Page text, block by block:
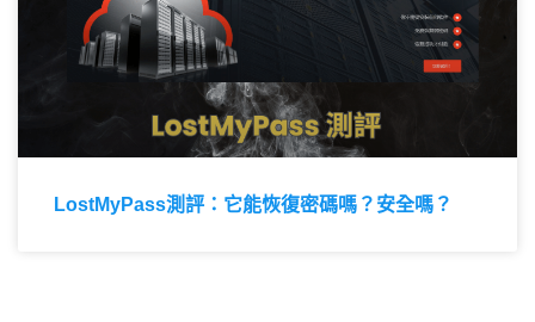
LostMyPass測評：它能恢復密碼嗎？安全嗎？